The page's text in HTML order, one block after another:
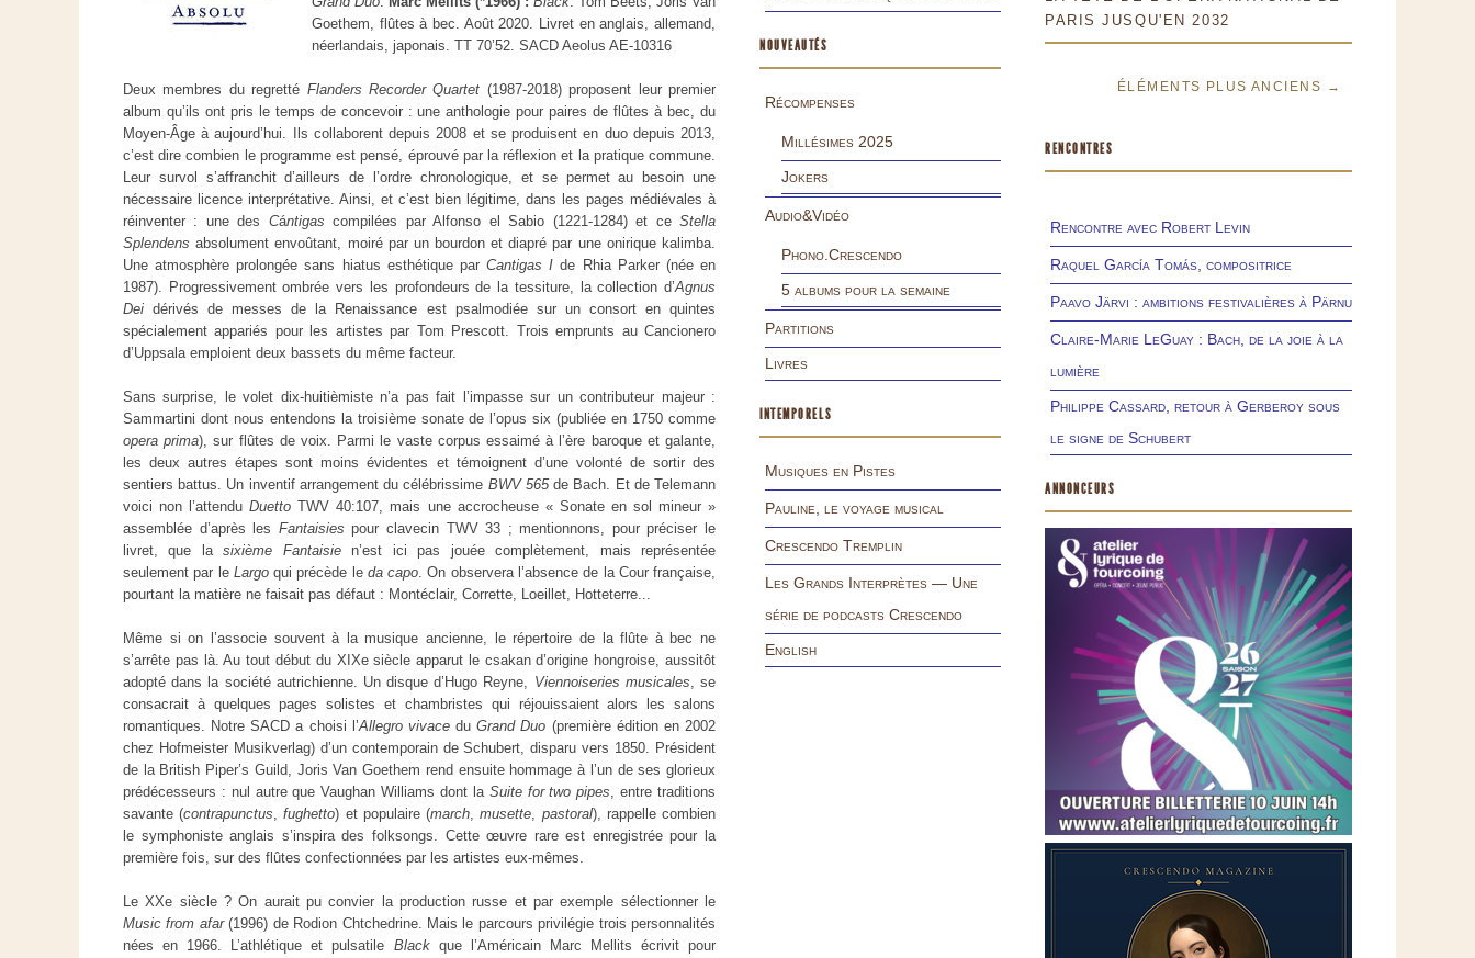
Goethem, flûtes à bec. Août 2020. Livret en anglais, allemand,
néerlandais, japonais. TT 70’52. SACD Aeolus AE-10316
Deux membres du regretté Flanders Recorder Quartet (1987-2018) proposent leur premier
album qu’ils ont pris le temps de concevoir : une anthologie pour paires de flûtes à bec, du
Moyen-Âge à aujourd’hui. Ils collaborent depuis 2008 et se produisent en duo depuis 2013,
c’est dire combien le programme est pensé, éprouvé par la réflexion et la pratique commune.
Leur survol s’affranchit d’ailleurs de l’ordre chronologique, et se permet au besoin une
nécessaire licence interprétative. Ainsi, et c’est bien légitime, dans les pages médiévales à
réinventer : une des Cántigas compilées par Alfonso el Sabio (1221-1284) et ceStella
Splendens absolument envoûtant, moiré par un bourdon et diapré par une onirique kalimba.
Une atmosphère prolongée sans hiatus esthétique parCantigas I de Rhia Parker (née en
1987). Progressivement ombrée vers les profondeurs de la tessiture, la collection d’Agnus
Deidérivés de messes de la Renaissance est psalmodiée sur un consort en quintes
spécialement appariés pour les artistes par Tom Prescott. Trois emprunts au Cancionero
d’Uppsala emploient deux bassets du même facteur.
Sans surprise, le volet dix-huitièmiste n’a pas fait l’impasse sur un contributeur majeur :
Sammartini dont nous entendons la troisième sonate de l’opus six (publiée en 1750 comme
opera prima), sur flûtes de voix. Parmi le vaste corpus essaimé à l’ère baroque et galante,
les deux autres étapes sont moins évidentes et témoignent d’une volonté de sortir des
sentiers battus. Un inventif arrangement du célébrissime BWV 565de Bach. Et de Telemann
voici non l’attenduDuetto TWV 40:107, mais une accrocheuse « Sonate en sol mineur »
assemblée d’après les Fantaisies pour clavecin TWV 33 ; mentionnons, pour préciser le
livret, que lasixième Fantaisien’est ici pas jouée complètement, mais représentée
seulement par le Largoqui précède le da capo. On observera l’absence de la Cour française,
pourtant la matière ne faisait pas défaut : Montéclair, Corrette, Loeillet, Hotteterre...
Même si on l’associe souvent à la musique ancienne, le répertoire de la flûte à bec ne
s’arrête pas là. Au tout début du XIXe siècle apparut le csakan d’origine hongroise, aussitôt
adopté dans la société autrichienne. Un disque d’Hugo Reyne, Viennoiseries musicales, se
consacrait à quelques pages solistes et chambristes qui réjouissaient alors les salons
romantiques. Notre SACD a choisi l’Allegro vivaceduGrand Duo (première édition en 2002
chez Hofmeister Musikverlag) d’un contemporain de Schubert, disparu vers 1850. Président
de la British Piper’s Guild, Joris Van Goethem rend ensuite hommage à l’un de ses glorieux
prédécesseurs : nul autre que Vaughan Williams dont la Suite for two pipes, entre traditions
savante (contrapunctus,fughetto) et populaire (march,musette, pastoral), rappelle combien
le symphoniste anglais s’inspira des folksongs. Cette œuvre rare est enregistrée pour la
première fois, sur des flûtes confectionnées par les artistes eux-mêmes.
Le XXe siècle ? On aurait pu convier la production russe et par exemple sélectionner le
Music from afar(1996) de Rodion Chtchedrine. Mais le parcours privilégie trois personnalités
nées en 1966. L’athlétique et pulsatile Blackque l’Américain Marc Mellits écrivit pour
NOUVEAUTÉS
Récompenses
Millésimes 2025
Jokers
Audio&Vidéo
Phono.Crescendo
5 albums pour la semaine
Partitions
Livres
INTEMPORELS
Musiques en Pistes
Pauline, le voyage musical
Crescendo Tremplin
Les Grands Interprètes — Une
série de podcasts Crescendo
English
PARIS JUSQU'EN 2032
ÉLÉMENTS PLUS ANCIENS →
RENCONTRES
Rencontre avec Robert Levin
Raquel García Tomás, compositrice
Paavo Järvi : ambitions festivalières à Pärnu
Claire-Marie LeGuay : Bach, de la joie à la
lumière
Philippe Cassard, retour à Gerberoy sous
le signe de Schubert
ANNONCEURS